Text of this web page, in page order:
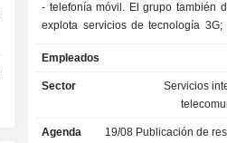
- telefonía móvil. El grupo también
explota servicios de tecnología 3G; - servicios
acceso a Internet de banda ancha,
de datos y servicios de interconexión; - venta de
productos de telecomunicaciones; -
Empleados
Sector
Servicios
Agenda 19/08 Publicación de